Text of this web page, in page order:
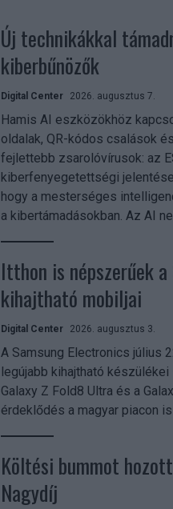
Új technikákkal
kiberbűnözők
Digital Center 2026. augusztus 7.
Hamis AI eszközökhöz
oldalak, QR-kódos csalások
fejlettebb zsarolóvírusok: az
kiberfenyegetettségi
hogy a mesterséges
a kibertámadásokban. Az AI
Itthon is népszerűek a
kihajtható mobiljai
Digital Center 2026. augusztus 3.
A Samsung Electronics július
legújabb kihajtható készülékei
Galaxy Z Fold8 Ultra és a
érdeklődés a magyar piacon
Költési bummot
Nagydíj